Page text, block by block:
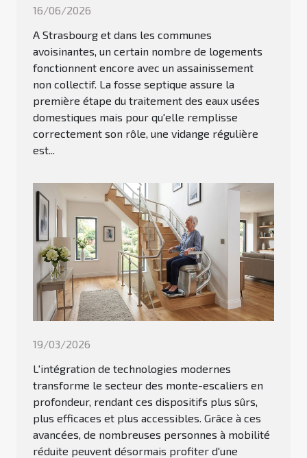
16/06/2026
A Strasbourg et dans les communes
avoisinantes, un certain nombre de logements
fonctionnent encore avec un assainissement
non collectif. La fosse septique assure la
première étape du traitement des eaux usées
domestiques mais pour qu'elle remplisse
correctement son rôle, une vidange régulière
est...
19/03/2026
L'intégration de technologies modernes
transforme le secteur des monte-escaliers en
profondeur, rendant ces dispositifs plus sûrs,
plus efficaces et plus accessibles. Grâce à ces
avancées, de nombreuses personnes à mobilité
réduite peuvent désormais profiter d'une